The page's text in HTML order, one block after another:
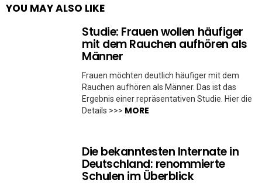
YOU MAY ALSO LIKE
Studie: Frauen wollen häufiger
mit dem Rauchen aufhören als
Männer
Frauen möchten deutlich häufiger mit dem
Rauchen aufhören als Männer. Das ist das
Ergebnis einer repräsentativen Studie. Hier die
Details >>> MORE
Die bekanntesten Internate in
Deutschland: renommierte
Schulen im Überblick